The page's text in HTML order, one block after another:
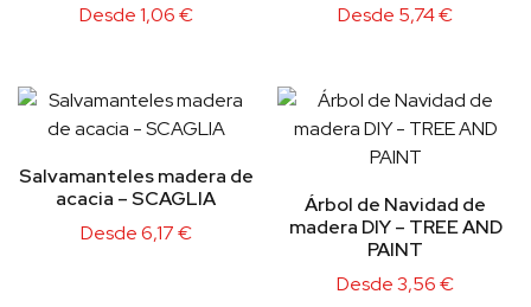
Desde1,06€
Desde 5,74€
Salvamanteles madera de
acacia – SCAGLIA
Desde6,17€
Árbol de Navidad de
madera DIY – TREE AND
PAINT
Desde3,56€